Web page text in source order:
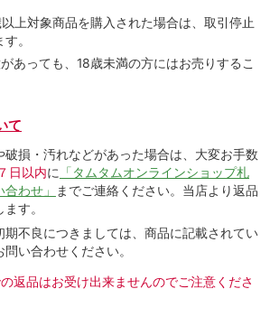
上対象商品を購入された場合は、取引停止
。
あっても、18歳未満の方にはお売りするこ
て
破損・汚れなどがあった場合は、大変お手数
日以内に 「タムタムオンラインショップ札
わせ」
までご連絡ください。当店より返品
す。
期不良につきましては、商品に記載されてい
い合わせください。
返品はお受け出来ませんのでご注意くださ